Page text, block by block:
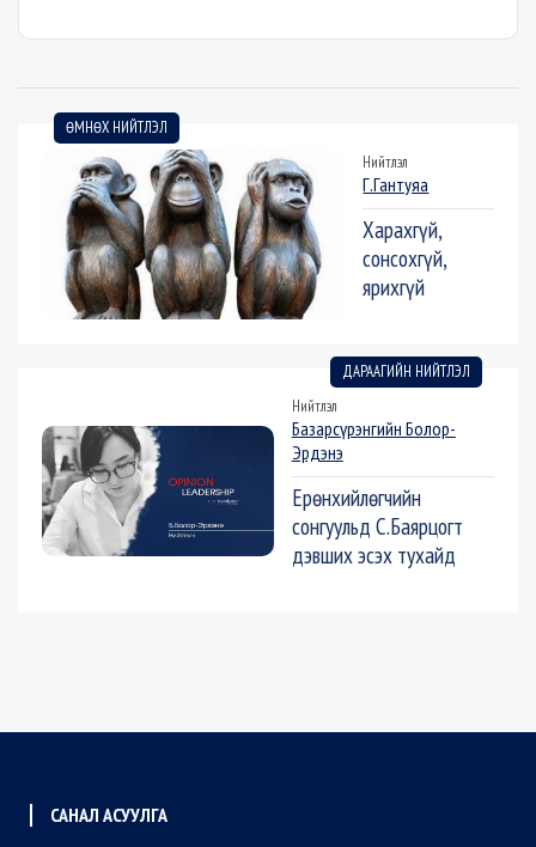
ӨМНӨХ НИЙТЛЭЛ
Нийтлэл
Г.Гантуяа
Харахгүй,
сонсохгүй,
ярихгүй
ДАРААГИЙН НИЙТЛЭЛ
Нийтлэл
Базарсүрэнгийн Болор-
Эрдэнэ
Ерөнхийлөгчийн
сонгуульд С.Баярцогт
дэвших эсэх тухайд
САНАЛ АСУУЛГА